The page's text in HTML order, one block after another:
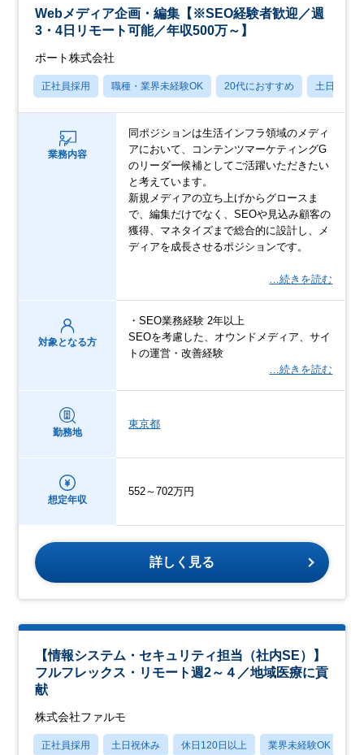
Webメディア企画・編集【※SEO経験者歓迎／週
3・4日リモート可能／年収500万～】
ポート株式会社
正社員採用 職種・業界未経験OK 20代におすすめ 土日祝休み
業務内容
同ポジションは生活インフラ領域のメディ
アにおいて、コンテンツマーケティングG
のリーダー候補としてご活躍いただきたい
と考えています。
新規メディアの立ち上げからグロースま
で、編集だけでなく、SEOや見込み顧客の
獲得、マネタイズまで総合的に設計し、メ
ディアを成長させるポジションです。
…続きを読む
対象となる方
・SEO業務経験 2年以上
SEOを考慮した、オウンドメディア、サイ
トの運営・改善経験
…続きを読む
勤務地
東京都
想定年収
552～702万円
詳しく見る
【情報システム・セキュリティ担当（社内SE）】
フルフレックス・リモート週2～４／地域医療に貢
献
株式会社ファルモ
正社員採用 土日祝休み 休日120日以上 業界未経験OK